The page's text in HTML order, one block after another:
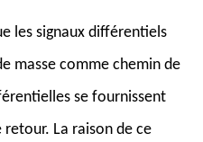
les signaux différentiels
masse comme chemin de
se fournissent
La raison de ce